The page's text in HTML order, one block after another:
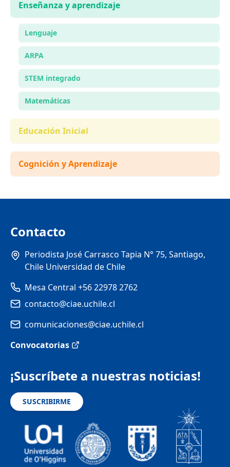
Enseñanza y aprendizaje
Lenguaje
ARPA
STEM integrado
Matemáticas
Educación Inicial
Cognición y Aprendizaje
Contacto
Periodista José Carrasco Tapia N° 75, Santiago,
Chile Universidad de Chile
Mesa Central +56 22978 2762
contacto@ciae.uchile.cl
comunicaciones@ciae.uchile.cl
Convocatorias
¡Suscríbete a nuestras noticias!
SUSCRIBIRME